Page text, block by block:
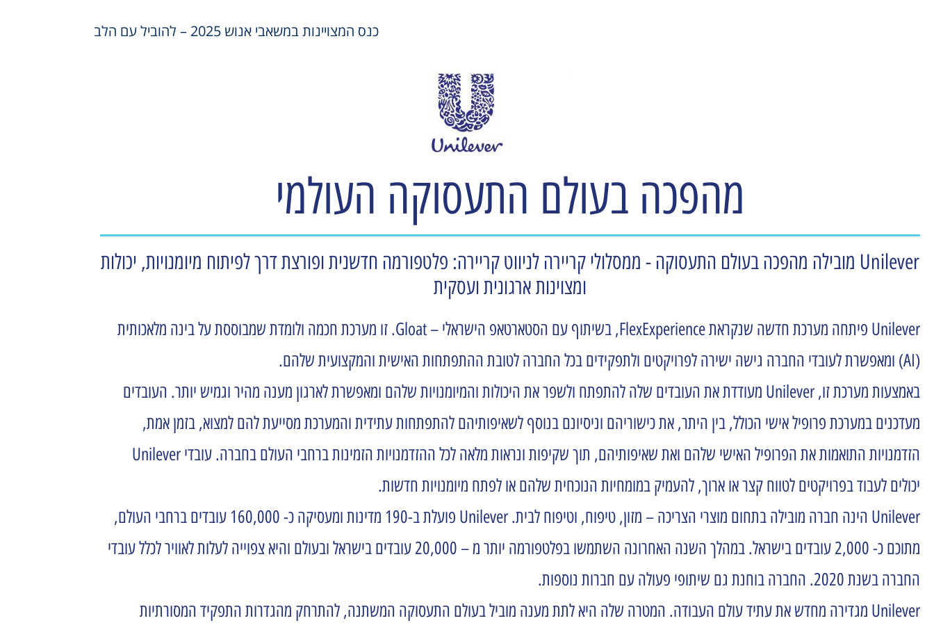
כנס המצויינות במשאבי אנוש 2025 – להוביל עם הלב
מהפכה בעולם התעסוקה העולמי
Unilever מובילה מהפכה בעולם התעסוקה - ממסלולי קריירה לניווט קריירה: פלטפורמה חדשנית ופורצת דרך לפיתוח מיומנויות, יכולות
ומצוינות ארגונית ועסקית
Unilever פיתחה מערכת חדשה שנקראת FlexExperience, בשיתוף עם הסטארטאפ הישראלי – Gloat. זו מערכת חכמה ולומדת שמבוססת על בינה מלאכותית
(AI) ומאפשרת לעובדי החברה גישה ישירה לפרויקטים ולתפקידים בכל החברה לטובת ההתפתחות האישית והמקצועית שלהם.
באמצעות מערכת זו, Unilever מעודדת את העובדים שלה להתפתח ולשפר את היכולות והמיומנויות שלהם ומאפשרת לארגון מענה מהיר וגמיש יותר. העובדים
מעדכנים במערכת פרופיל אישי הכולל, בין היתר, את כישוריהם וניסיונם בנוסף לשאיפותיהם להתפתחות עתידית והמערכת מסייעת להם למצוא, בזמן אמת,
הזדמנויות התואמות את הפרופיל האישי שלהם ואת שאיפותיהם, תוך שקיפות ונראות מלאה לכל ההזדמנויות הזמינות ברחבי העולם בחברה. עובדי Unilever
יכולים לעבוד בפרויקטים לטווח קצר או ארוך, להעמיק במומחיות הנוכחית שלהם או לפתח מיומנויות חדשות.
Unilever הינה חברה מובילה בתחום מוצרי הצריכה – מזון, טיפוח, וטיפוח לבית. Unilever פועלת ב-190 מדינות ומעסיקה כ- 160,000 עובדים ברחבי העולם,
מתוכם כ- 2,000 עובדים בישראל. במהלך השנה האחרונה השתמשו בפלטפורמה יותר מ – 20,000 עובדים בישראל ובעולם והיא צפוייה לעלות לאוויר לכלל עובדי
החברה בשנת 2020. החברה בוחנת גם שיתופי פעולה עם חברות נוספות.
Unilever מגדירה מחדש את עתיד עולם העבודה. המטרה שלה היא לתת מענה מוביל בעולם התעסוקה המשתנה, להתרחק מהגדרות התפקיד המסורתיות